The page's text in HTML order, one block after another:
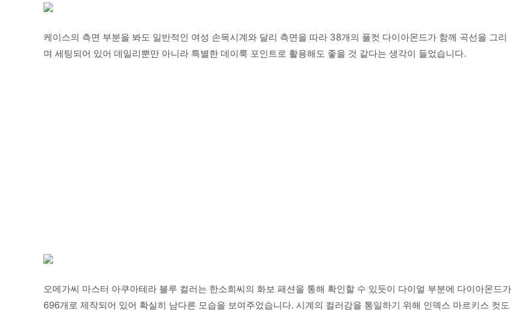
케이스의 측면 부분을 봐도 일반적인 여성 손목시계와 달리 측면을 따라 38개의 풀컷 다이아몬드가 함께 곡선을 그리
며 세팅되어 있어 데일리뿐만 아니라 특별한 데이룩 포인트로 활용해도 좋을 것 같다는 생각이 들었습니다.
오메가씨 마스터 아쿠아테라 블루 컬러는 한소희씨의 화보 패션을 통해 확인할 수 있듯이 다이얼 부분에 다이아몬드가
696개로 제작되어 있어 확실히 남다른 모습을 보여주었습니다. 시계의 컬러감을 통일하기 위해 인덱스 마르키스 컷도